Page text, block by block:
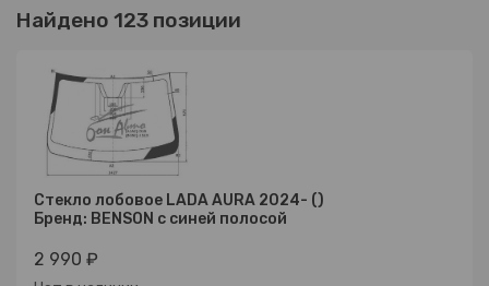
Найдено 123 позиции
Стекло лобовое LADA AURA 2024- ()
Бренд: BENSON с синей полосой
2 990 ₽